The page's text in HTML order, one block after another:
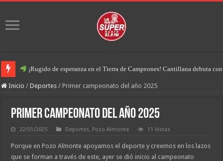
¡Rugido de esperanza en el Tierra de Campeones! Cantillana debuta
Inicio / Deportes / Primer campeonato del año 2025
Primer campeonato del año 2025
22/01/2025 Deportes, Pozo Almonte 11 Vistas
Porque en Pozo Almonte apoyamos el deporte y creemos en los lazos
que se forman a través de este, ayer se dió inicio al campeonato